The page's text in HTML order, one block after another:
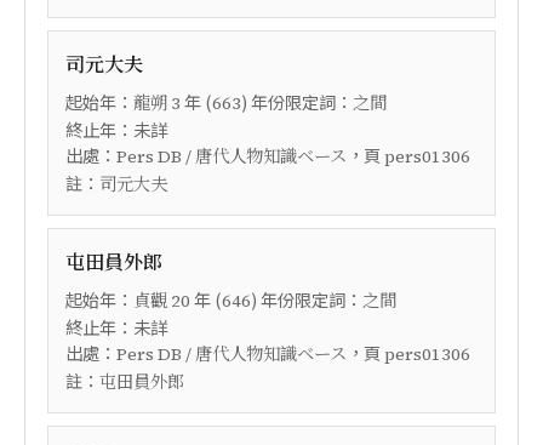
司元大夫
起始年： 龍朔 3 年 (663) 年份限定詞： 之間
終止年：未詳
出處： Pers DB / 唐代人物知識ベース ，頁 pers01306
註： 司元大夫
屯田員外郎
起始年： 貞觀 20 年 (646) 年份限定詞： 之間
終止年：未詳
出處： Pers DB / 唐代人物知識ベース ，頁 pers01306
註： 屯田員外郎